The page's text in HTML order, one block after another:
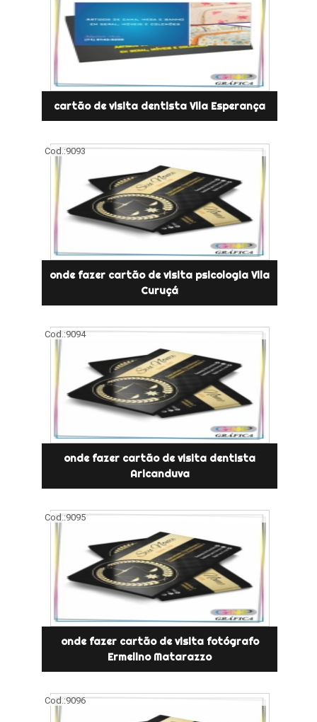
cartão de visita dentista Vila Esperança
Cod.:9093
onde fazer cartão de visita psicologia Vila
Curuçá
Cod.:9094
onde fazer cartão de visita dentista
Aricanduva
Cod.:9095
onde fazer cartão de visita fotógrafo
Ermelino Matarazzo
Cod.:9096